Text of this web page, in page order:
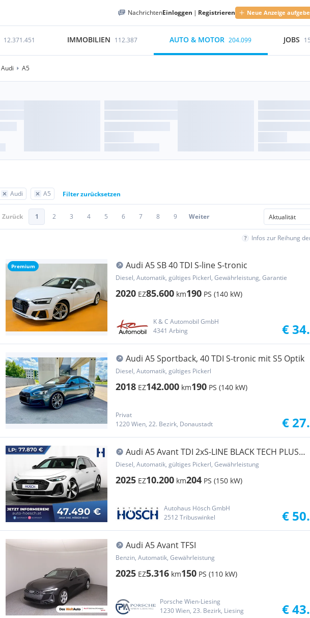
NachrichtenEinloggen | Registrieren Neue Anzeige
12.371.451 IMMOBILIEN 112.387 AUTO & MOTOR 204.099 JOBS
Audi A5
Audi A5 Filter zurücksetzen
Zurück 1 2 3 4 5 6 7 8 9 Weiter
Infos zur Reihung
Premium Audi A5 SB 40 TDI S-line S-tronic
Diesel, Automatik, gültiges Pickerl, Gewährleistung, Garantie
2020 EZ85.600 km190 PS (140 kW)
K & C Automobil GmbH
4341 Arbing
€
Audi A5 Sportback, 40 TDI S-tronic mit S5 Optik
Diesel, Automatik, gültiges Pickerl
2018 EZ142.000 km190 PS (140 kW)
Privat
1220 Wien, 22. Bezirk, Donaustadt
€
Audi A5 Avant TDI 2xS-LINE BLACK TECH PLUS
MATRIX 360°
Diesel, Automatik, gültiges Pickerl, Gewährleistung
2025 EZ10.200 km204 PS (150 kW)
Autohaus Hösch GmbH
2512 Tribuswinkel
€
Audi A5 Avant TFSI
Benzin, Automatik, Gewährleistung
2025 EZ5.316 km150 PS (110 kW)
Porsche Wien-Liesing
1230 Wien, 23. Bezirk, Liesing
€